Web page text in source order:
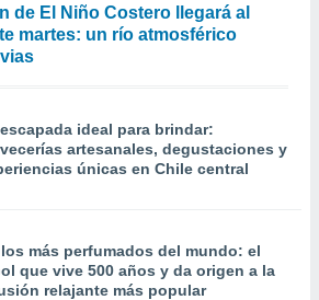
de El Niño Costero llegará al
martes: un río atmosférico
ideal para brindar:
artesanales, degustaciones y
únicas en Chile central
los más perfumados del mundo: el
que vive 500 años y da origen a la
relajante más popular